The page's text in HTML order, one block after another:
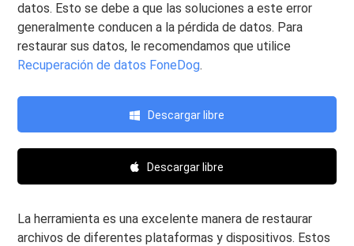
datos. Esto se debe a que las soluciones a este error
generalmente conducen a la pérdida de datos. Para
restaurar sus datos, le recomendamos que utilice
Recuperación de datos FoneDog.
Descargar libre
Descargar libre
La herramienta es una excelente manera de restaurar
archivos de diferentes plataformas y dispositivos. Estos